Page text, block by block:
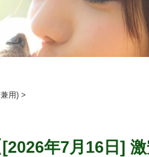
用) >
年7月16日]